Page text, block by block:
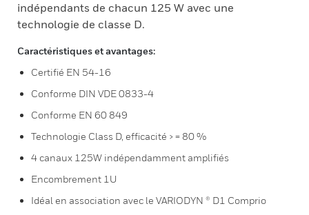
indépendants de chacun 125 W avec une
technologie de classe D.
Caractéristiques et avantages:
Certifié EN 54-16
Conforme DIN VDE 0833-4
Conforme EN 60 849
Technologie Class D, efficacité > = 80 %
4 canaux 125W indépendamment amplifiés
Encombrement 1U
Idéal en association avec le VARIODYN ® D1 Comprio